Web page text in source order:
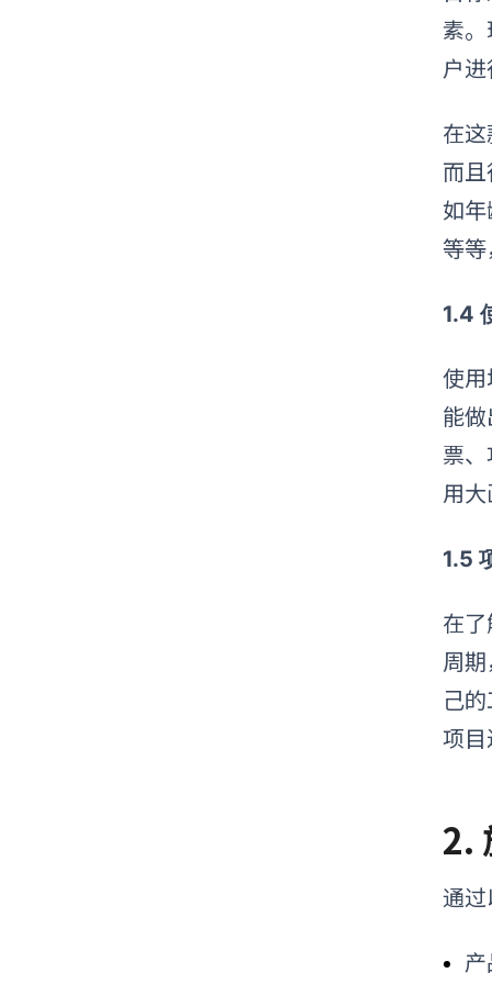
素
户
在
而
如
等
1.4
使
能
票
用
1.5
在
周
己
项
2.
通